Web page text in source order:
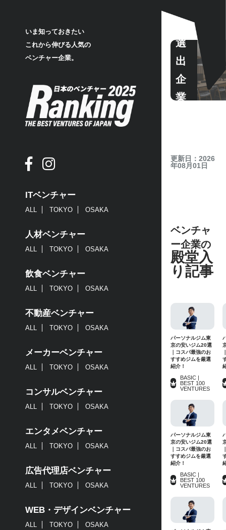
いま知っておきたい
これから伸びる人気の
ベンチャー企業。
ITベンチャー
ALL TOKYO OSAKA
人材ベンチャー
ALL TOKYO OSAKA
飲食ベンチャー
ALL TOKYO OSAKA
不動産ベンチャー
ALL TOKYO OSAKA
メーカーベンチャー
ALL TOKYO OSAKA
コンサルベンチャー
ALL TOKYO OSAKA
エンタメベンチャー
ALL TOKYO OSAKA
広告代理店ベンチャー
ALL TOKYO OSAKA
WEB・デザインベンチャー
ALL TOKYO OSAKA
選
出
企
業
更新日：2026
年08月01日
ベンチャ
ー企業の
殿堂入
り記事
パーソナルジム東
京の安いジム20選
｜コスパ最強のお
すすめジムを厳選
紹介！
BASIC |
BEST 100
VENTURES
パーソナルジム東
京の安いジム20選
｜コスパ最強のお
すすめジムを厳選
紹介！
BASIC |
BEST 100
VENTURES